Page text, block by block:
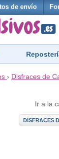
de envío
› Disfraces de
Ir a la
DISFRACES